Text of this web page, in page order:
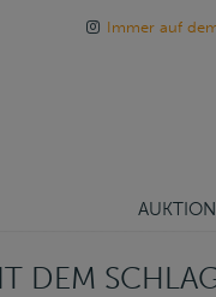
Immer auf
DEM